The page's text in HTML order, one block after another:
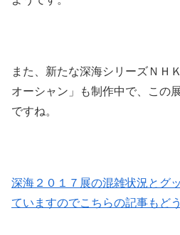
また、新たな深海シリーズＮＨ
オーシャン」も制作中で、この
ですね。
深海２０１７展の混雑状況とグ
ていますのでこちらの記事もどう